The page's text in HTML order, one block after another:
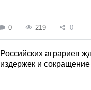
0 219 0
Российских аграриев
издержек и